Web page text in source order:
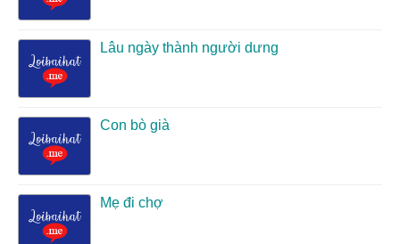
Lâu ngày thành người dưng
Con bò già
Mẹ đi chợ